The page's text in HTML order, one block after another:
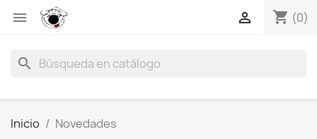
 shopping_cart (0)

search
Inicio Novedades